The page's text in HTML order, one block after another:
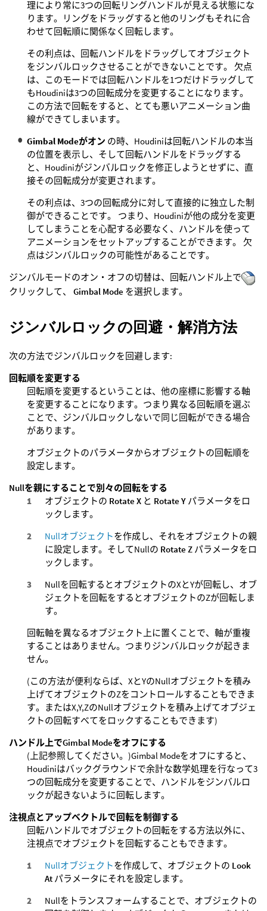
理により常に3つの回転リングハンドルが見える状態にな
ります。リングをドラッグすると他のリングもそれに合
わせて回転順に関係なく回転します。
その利点は、回転ハンドルをドラッグしてオブジェクト
をジンバルロックさせることができないことです。 欠点
は、このモードでは回転ハンドルを1つだけドラッグして
もHoudiniは3つの回転成分を変更することになります。
この方法で回転をすると、とても悪いアニメーション曲
線ができてしまいます。
Gimbal Modeがオン の時、Houdiniは回転ハンドルの本当
の位置を表示し、そして回転ハンドルをドラッグする
と、Houdiniがジンバルロックを修正しようとせずに、直
接その回転成分が変更されます。
その利点は、3つの回転成分に対して直接的に独立した制
御ができることです。 つまり、Houdiniが他の成分を変更
してしまうことを心配する必要なく、ハンドルを使って
アニメーションをセットアップすることができます。 欠
点はジンバルロックの可能性があることです。
ジンバルモードのオン・オフの切替は、回転ハンドル上で
クリックして、 Gimbal Mode を選択します。
ジンバルロックの回避・解消方法
次の方法でジンバルロックを回避します:
回転順を変更する
回転順を変更するということは、他の座標に影響する軸
を変更することになります。つまり異なる回転順を選ぶ
ことで、ジンバルロックしないで同じ回転ができる場合
があります。
オブジェクトのパラメータからオブジェクトの回転順を
設定します。
Nullを親にすることで別々の回転をする
オブジェクトの Rotate X と Rotate Y パラメータをロ
ックします。
Nullオブジェクトを作成し、それをオブジェクトの親
に設定します。そしてNullの Rotate Z パラメータをロ
ックします。
Nullを回転するとオブジェクトのXとYが回転し、オブ
ジェクトを回転をするとオブジェクトのZが回転しま
す。
回転軸を異なるオブジェクト上に置くことで、軸が重複
することはありません。つまりジンバルロックが起きま
せん。
(この方法が便利ならば、XとYのNullオブジェクトを積み
上げてオブジェクトのZをコントロールすることもできま
す。またはX,Y,ZのNullオブジェクトを積み上げてオブジェ
クトの回転すべてをロックすることもできます)
ハンドル上でGimbal Modeをオフにする
(上記参照してください。)Gimbal Modeをオフにすると、
Houdiniはバックグラウンドで余計な数学処理を行なって3
つの回転成分を変更することで、ハンドルをジンバルロ
ックが起きないように回転します。
注視点とアップベクトルで回転を制御する
回転ハンドルでオブジェクトの回転をする方法以外に、
注視点でオブジェクトを回転することもできます。
Nullオブジェクトを作成して、オブジェクトの Look
At パラメータにそれを設定します。
Nullをトランスフォームすることで、オブジェクトの